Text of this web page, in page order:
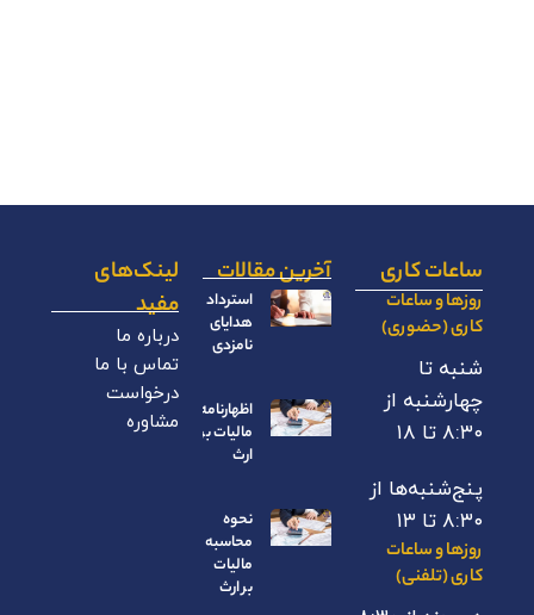
ساعات کاری
روزها و ساعات
کاری (حضوری)
شنبه تا
چهارشنبه از
۸:۳۰ تا ۱۸
پنج‌شنبه‌ها از
۸:۳۰ تا ۱۳
روزها و ساعات
کاری (تلفنی)
آخرین مقالات
استرداد
هدایای
نامزدی
اظهارنامه
مالیات بر
ارث
نحوه
محاسبه
مالیات
بر ارث
لینک‌های
مفید
درباره ما
تماس با ما
درخواست
مشاوره